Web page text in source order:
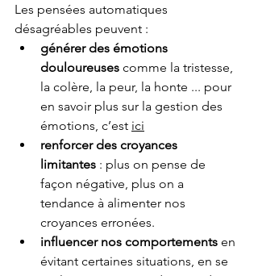
Les pensées automatiques
désagréables peuvent :
générer des émotions
douloureuses comme la tristesse,
la colère, la peur, la honte ... pour
en savoir plus sur la gestion des
émotions, c’est ici
renforcer des croyances
limitantes : plus on pense de
façon négative, plus on a
tendance à alimenter nos
croyances erronées.
influencer nos comportements en
évitant certaines situations, en se